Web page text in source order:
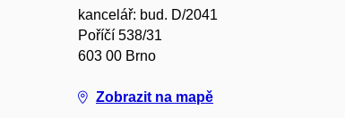
kancelář: bud. D/2041
Poříčí 538/31
603 00 Brno
Zobrazit na mapě